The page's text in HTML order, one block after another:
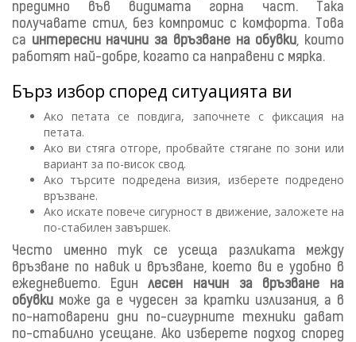
предимно във видимата горна част. Така
получавате стил, без компромис с комфорта. Това
са интересни начини за връзване на обувки, които
работят най-добре, когато са направени с мярка.
Бърз избор според ситуацията ви
Ако петата се повдига, започнете с фиксация на
петата.
Ако ви стяга отгоре, пробвайте стягане по зони или
вариант за по-висок свод.
Ако търсите подредена визия, изберете подредено
връзване.
Ако искате повече сигурност в движение, заложете на
по-стабилен завършек.
Често именно тук се усеща разликата между
връзване по навик и връзване, което ви е удобно в
ежедневието. Единлесен начин за връзване на
обувки
може да е чудесен за кратки излизания, а в
по-натоварени дни по-сигурните техники дават
по-стабилно усещане. Ако изберете подход според